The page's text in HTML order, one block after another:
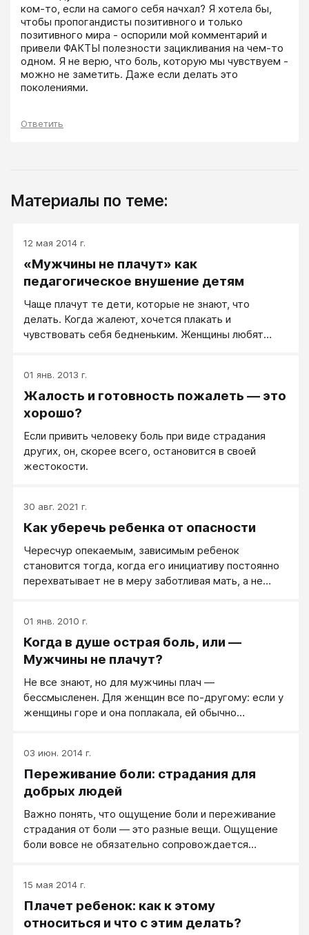
ком-то, если на самого себя начхал? Я хотела бы,
чтобы пропогандисты позитивного и только
позитивного мира - оспорили мой комментарий и
привели ФАКТЫ полезности зацикливания на чем-то
одном. Я не верю, что боль, которую мы чувствуем -
можно не заметить. Даже если делать это
поколениями.
Ответить
Материалы по теме:
12 мая 2014 г.
«Мужчины не плачут» как
педагогическое внушение детям
Чаще плачут те дети, которые не знают, что
делать. Когда жалеют, хочется плакать и
чувствовать себя бедненьким. Женщины любят
— девочка, а не мальчик.
01 янв. 2013 г.
Жалость и готовность пожалеть — это
хорошо?
Если привить человеку боль при виде страдания
других, он, скорее всего, остановится в своей
жестокости.
30 авг. 2021 г.
Как уберечь ребенка от опасности
Чересчур опекаемым, зависимым ребенок
становится тогда, когда его инициативу постоянно
перехватывает не в меру заботливая мать, а не
01 янв. 2010 г.
Когда в душе острая боль, или —
Мужчины не плачут?
Не все знают, но для мужчины плач —
бессмысленен. Для женщин все по-другому: если у
женщины горе и она поплакала, ей обычно
так, их горе и их боль плачем не облегчается, нет.
Мужчины не плачут, потому что для них это обычно
бессмыленно, и для того, чтобы оставаться
03 июн. 2014 г.
Переживание боли: страдания для
добрых людей
Важно понять, что ощущение боли и переживание
страдания от боли — это разные вещи. Ощущение
боли вовсе не обязательно сопровождается
15 мая 2014 г.
Плачет ребенок: как к этому
относиться и что с этим делать?